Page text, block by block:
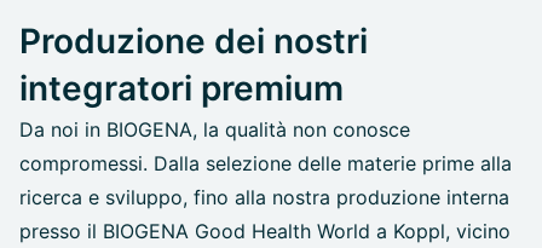
Produzione dei nostri
integratori premium
Da noi in BIOGENA, la qualità non conosce
compromessi. Dalla selezione delle materie prime alla
ricerca e sviluppo, fino alla nostra produzione interna
presso il BIOGENA Good Health World a Koppl, vicino